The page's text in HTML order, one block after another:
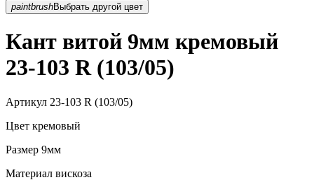
paintbrush Выбрать другой цвет
Кант витой 9мм кремовый
23-103 R (103/05)
Артикул 23-103 R (103/05)
Цвет кремовый
Размер 9мм
Материал вискоза